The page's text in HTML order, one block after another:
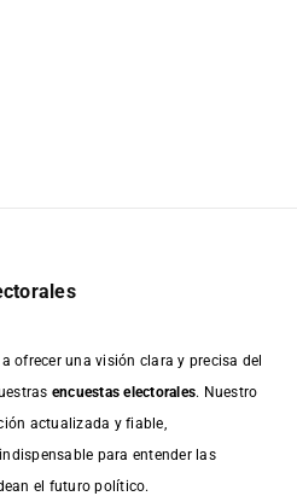
ofrecer una visión clara y precisa del
encuestas electorales. Nuestro
actualizada y fiable,
para entender las
el futuro político.